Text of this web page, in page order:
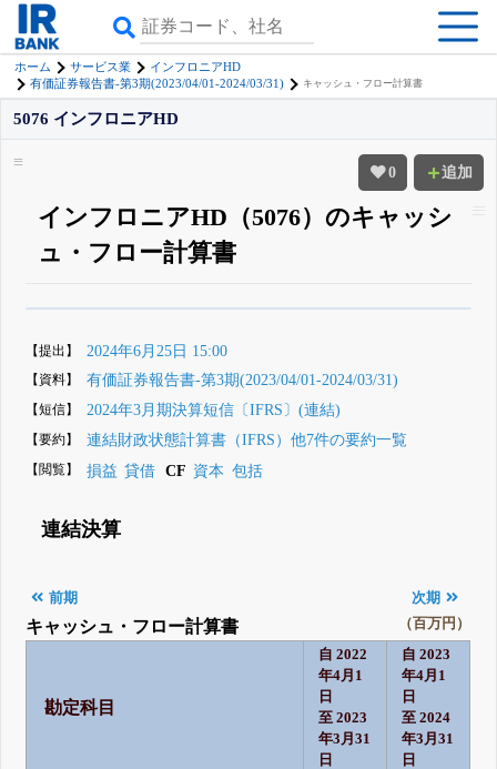
ホーム サービス業
インフロニアHD
有価証券報告書-第3期(2023/04/01-2024/03/31)
キャッシュ・フロー計算書
0 追加
5076 インフロニアHD
インフロニアHD（5076）のキャッシ
ュ・フロー計算書
詳しく見られる 無料でβ版をはじめる
登録すると永久30%OFFと米株版の先行利用も付きます
【提出】 2024年6月25日 15:00
【資料】 有価証券報告書-第3期(2023/04/01-2024/03/31)
【短信】 2024年3月期決算短信〔IFRS〕(連結)
【要約】 連結財政状態計算書（IFRS）他7件の要約一覧
【閲覧】 損益 貸借 CF 資本 包括
連結決算
前期 次期
キャッシュ・フロー計算書 （百万円）
勘定科目
自 2022
年4月1
日
至 2023
年3月31
日
自 2023
年4月1
日
至 2024
年3月31
日